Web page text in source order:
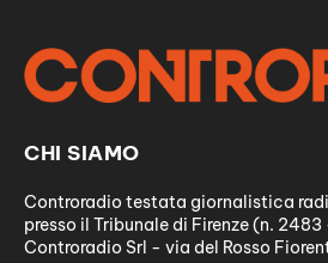
CHI SIAMO
Controradio testata giornalistica
presso il Tribunale di Firenze (n.
Controradio Srl - via del Rosso